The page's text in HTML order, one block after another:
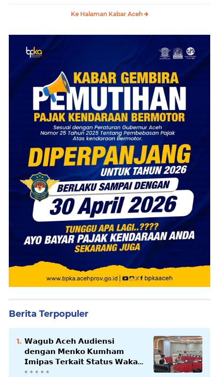
Ke Halaman Kabar Aceh
Berita Terpopuler
𝗪𝗮𝗴𝘂𝗯 𝗔𝗰𝗲𝗵 𝗔𝘂𝗱𝗶𝗲𝗻𝘀𝗶
𝗱𝗲𝗻𝗴𝗮𝗻 𝗠𝗲𝗻𝗸𝗼 𝗞𝘂𝗺𝗵𝗮𝗺
𝗜𝗺𝗶𝗽𝗮𝘀 𝗧𝗲𝗿𝗸𝗮𝗶𝘁 𝗦𝘁𝗮𝘁𝘂𝘀 𝗪𝗮𝗸𝗮𝗳
𝗕𝗹𝗮𝗻𝗴𝗽𝗮𝗱𝗮𝗻𝗴